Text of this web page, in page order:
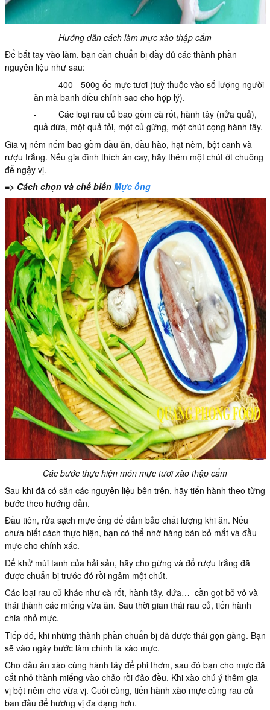
Hướng dẫn cách làm mực xào thập cẩm
Để bắt tay vào làm, bạn cần chuẩn bị đầy đủ các thành phần
nguyên liệu như sau:
- 400 - 500g ốc mực tươi (tuỳ thuộc vào số lượng người
ăn mà banh điều chỉnh sao cho hợp lý).
- Các loại rau củ bao gồm cà rốt, hành tây (nửa quả),
quả dứa, một quả tỏi, một củ gừng, một chút cọng hành tây.
Gia vị nêm nếm bao gồm dầu ăn, dầu hào, hạt nêm, bột canh và
rượu trắng. Nếu gia đình thích ăn cay, hãy thêm một chút ớt chuông
để ngậy vị.
=> Cách chọn và chế biến Mực ống
Các bước thực hiện món mực tươi xào thập cẩm
Sau khi đã có sẵn các nguyên liệu bên trên, hãy tiến hành theo từng
bước theo hướng dẫn.
Đầu tiên, rửa sạch mực ống để đảm bảo chất lượng khi ăn. Nếu
chưa biết cách thực hiện, bạn có thể nhờ hàng bán bỏ mắt và đầu
mực cho chính xác.
Để khử mùi tanh của hải sản, hãy cho gừng và đổ rượu trắng đã
được chuẩn bị trước đó rồi ngâm một chút.
Các loại rau củ khác như cà rốt, hành tây, dứa… cần gọt bỏ vỏ và
thái thành các miếng vừa ăn. Sau thời gian thái rau củ, tiến hành
chia nhỏ mực.
Tiếp đó, khi những thành phần chuẩn bị đã được thái gọn gàng. Bạn
sẽ vào ngày bước làm chính là xào mực.
Cho dầu ăn xào cùng hành tây để phi thơm, sau đó bạn cho mực đã
cắt nhỏ thành miếng vào chảo rồi đảo đều. Khi xào chú ý thêm gia
vị bột nêm cho vừa vị. Cuối cùng, tiến hành xào mực cùng rau củ
ban đầu để hương vị đa dạng hơn.